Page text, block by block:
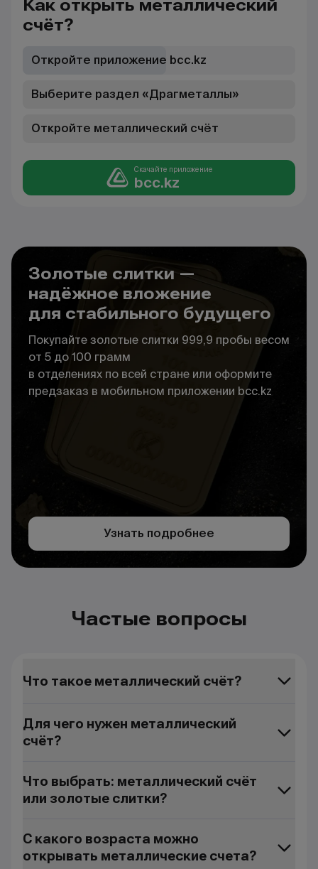
Как открыть металлический
счёт?
Откройте приложение bcc.kz
Выберите раздел «Драгметаллы»
Откройте металлический счёт
Скачайте приложение
bcc.kz
Золотые слитки —
надёжное вложение
для стабильного будущего
Покупайте золотые слитки 999,9 пробы весом
от 5 до 100 грамм
в отделениях по всей стране или оформите
предзаказ в мобильном приложении bcc.kz
Узнать подробнее
Частые вопросы
Что такое металлический счёт?
Для чего нужен металлический
счёт?
Что выбрать: металлический счёт
или золотые слитки?
С какого возраста можно
открывать металлические счета?